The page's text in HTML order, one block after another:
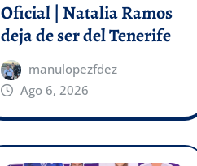
Oficial | Natalia Ramos
deja de ser del Tenerife
manulopezfdez
Ago 6, 2026